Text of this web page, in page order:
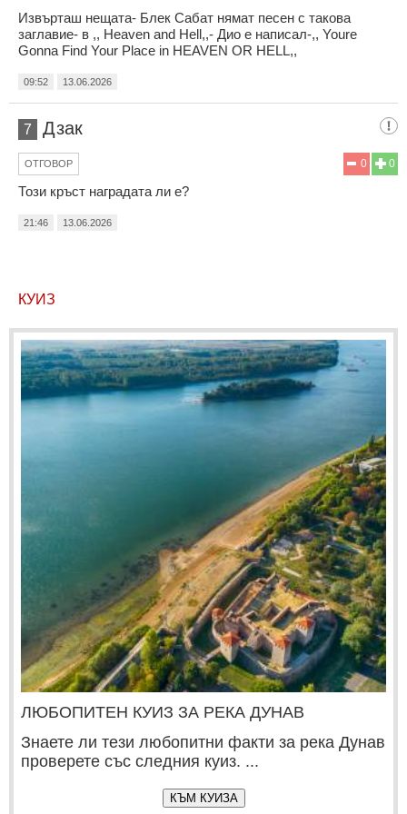
Извърташ нещата- Блек Сабат нямат песен с такова
заглавие- в ,, Heaven and Hell,,- Дио е написал-,, Youre
Gonna Find Your Place in HEAVEN OR HELL,,
09:52 13.06.2026
7 Дзак
0
0
ОТГОВОР
Този кръст наградата ли е?
21:46 13.06.2026
КУИЗ
ЛЮБОПИТЕН КУИЗ ЗА РЕКА ДУНАВ
Знаете ли тези любопитни факти за река Дунав
проверете със следния куиз. ...
КЪМ КУИЗА